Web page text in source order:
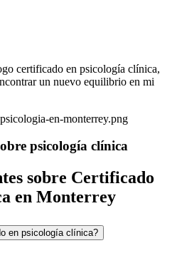
certificado en psicología clínica,
un nuevo equilibrio en mi
psicología clínica
sobre Certificado
en Monterrey
en psicología clínica?